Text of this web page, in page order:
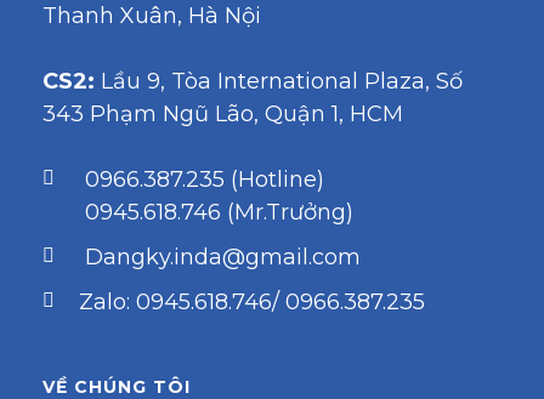
Thanh Xuân, Hà Nội
CS2: Lầu 9, Tòa International Plaza, Số
343 Phạm Ngũ Lão, Quận 1, HCM
0966.387.235 (Hotline)
0945.618.746 (Mr.Trưởng)
Dangky.inda@gmail.com
Zalo: 0945.618.746/ 0966.387.235
VỀ CHÚNG TÔI